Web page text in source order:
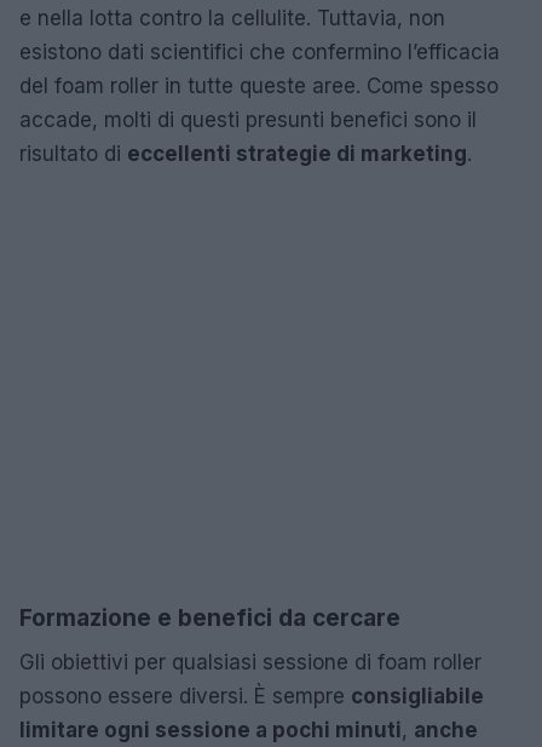
e nella lotta contro la cellulite. Tuttavia, non
esistono dati scientifici che confermino l’efficacia
del foam roller in tutte queste aree. Come spesso
accade, molti di questi presunti benefici sono il
risultato di eccellenti strategie di marketing.
Formazione e benefici da cercare
Gli obiettivi per qualsiasi sessione di foam roller
possono essere diversi. È sempre consigliabile
limitare ogni sessione a pochi minuti, anche